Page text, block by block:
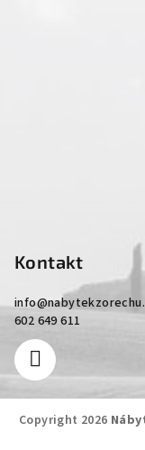
Kontakt
info@
602 649 611
Copyright 2026